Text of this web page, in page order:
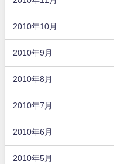
2010年10月
2010年9月
2010年8月
2010年7月
2010年6月
2010年5月